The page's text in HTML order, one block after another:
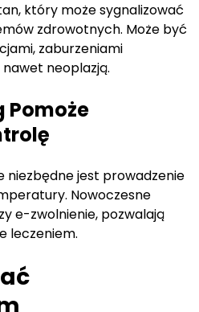
który może sygnalizować
zdrowotnych. Może być
zaburzeniami
neoplazją.
Pomoże
niezbędne jest prowadzenie
Nowoczesne
e-zwolnienie, pozwalają
leczeniem.